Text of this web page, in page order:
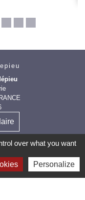
over what you want
Personalize